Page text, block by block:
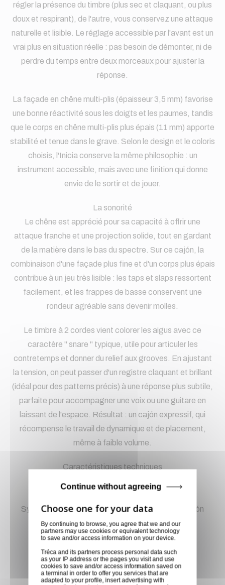
régler la présence du timbre (plus sec et claquant, ou plus
doux et respirant), de l'autre, vous conservez une attaque
naturelle et lisible. Le réglage accessible par l'avant est un
vrai plus en situation réelle : pas besoin de démonter, ni de
perdre du temps entre deux morceaux pour ajuster la
réponse.
La façade en chêne multi-plis (épaisseur 3,5 mm) favorise
une bonne réactivité sous les doigts et les paumes, tandis
que le corps en chêne multi-plis plus épais (11 mm) apporte
stabilité et tenue dans le grave. Selon le design et le coloris
choisis, l'Inicia conserve la même philosophie : un
instrument accessible, mais avec une finition qui donne
envie de le sortir et de jouer.
La sonorité
Le chêne est apprécié pour sa capacité à offrir une
attaque franche et une projection solide, tout en gardant
de la matière dans le bas du spectre. Sur ce cajón, la
combinaison d'une façade plus fine et d'un corps plus épais
contribue à un jeu très lisible : les taps et slaps ressortent
facilement, et les frappes de basse conservent une
rondeur agréable sans devenir molles.
Le timbre à 2 cordes vient colorer les aigus avec ce
caractère " snare " typique, utile pour articuler les
contretemps et donner du relief aux grooves. En ajustant
la tension, on peut passer d'un registre claquant et brillant
(idéal pour des patterns précis) à une réponse plus subtile,
parfaite pour accompagner une voix ou une guitare en
laissant de l'espace. Résultat : un cajón expressif, qui
récompense le travail de dynamique et de placement,
même à faible volume.
Caractéristiques techniques
Système de tension directe : situé à la base du cajón
Réglage : accessibilité par l'avant du cajón
Construction et matériaux
Panneau avant : chêne multi-plis classe A
Épaisseur du panneau avant : 3,5 mm
Corps : chêne multi-plis de classe A
By continuing to browse, you agree that we and our
partners may use cookies or equivalent technology
to save and/or access information on your device.
Tréca and its partners process personal data such
as your IP address or the pages you visit and use
cookies to save and/or access information saved on
a terminal in order to offer you services that are
adapted to your profile, insert advertising with
Continue without agreeing